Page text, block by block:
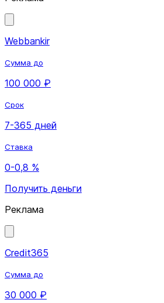
Webbankir
Сумма до
100 000 ₽
Срок
7-365 дней
Ставка
0-0,8 %
Получить деньги
Реклама
Credit365
Сумма до
30 000 ₽